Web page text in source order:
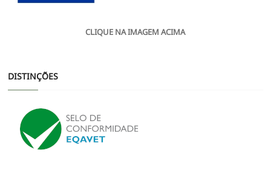
CLIQUE NA IMAGEM ACIMA
DISTINÇÕES